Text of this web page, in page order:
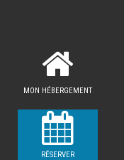
MON HÉBERGEMENT
RÉSERVER